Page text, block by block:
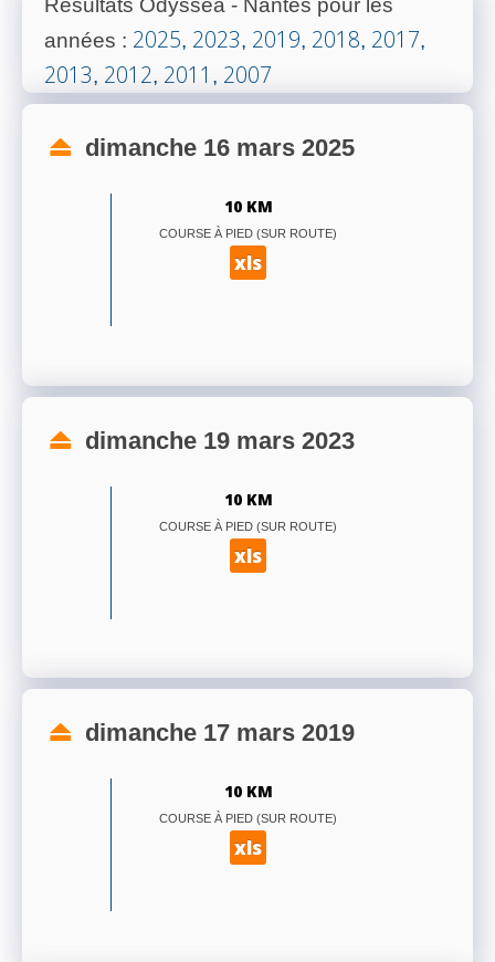
Résultats Odysséa - Nantes pour les
années : 2025, 2023, 2019, 2018, 2017,
2013, 2012, 2011 , 2007
dimanche 16 mars 2025
10 KM
COURSE À PIED (SUR ROUTE)
xls
dimanche 19 mars 2023
10 KM
COURSE À PIED (SUR ROUTE)
xls
dimanche 17 mars 2019
10 KM
COURSE À PIED (SUR ROUTE)
xls